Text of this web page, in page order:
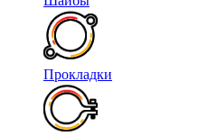
Прокладки